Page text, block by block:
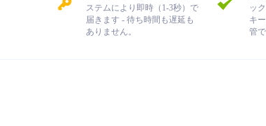
ステムにより即時（1-3秒）で
届きます - 待ち時間も遅延も
ありません。
ッ
キ
管で